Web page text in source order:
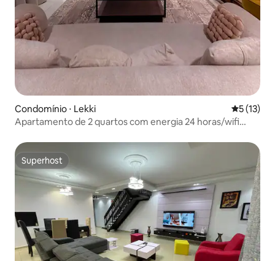
Condomínio ⋅ Lekki 5 de uma
5 (13)
Apartamento de 2 quartos com energia 24 horas/wifi
Superhost
Superhost